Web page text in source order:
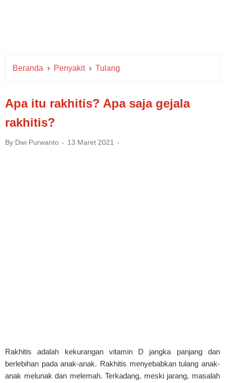
Beranda › Penyakit › Tulang
Apa itu rakhitis? Apa saja gejala
rakhitis?
By Dwi Purwanto 13 Maret 2021
Rakhitis adalah kekurangan vitamin D jangka panjang dan
berlebihan pada anak-anak. Rakhitis menyebabkan tulang anak-
anak melunak dan melemah. Terkadang, meski jarang, masalah